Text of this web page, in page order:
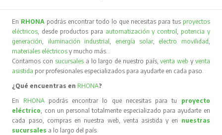
En RHONA podrás encontrar todo lo que necesitas para tus proyectos
eléctricos, desde productos para automatización y control, potencia y
generación, iluminación industrial, energía solar, electro movilidad,
materiales eléctricos y mucho más…
Contamos con sucursales a lo largo de nuestro país,venta web y venta
asistida por profesionales especializados para ayudarte en cada paso.
¿Qué encuentras en RHONA?
En RHONA podrás encontrar lo que necesitas para tu proyecto
eléctrico, con un personal totalmente especializado para ayudarte en
cada paso, compras en nuestra web, venta asistida y en nuestras
sucursales a lo largo del país.